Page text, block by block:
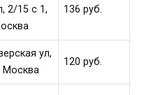
2/15 c 1,
136 руб.
ул,
Москва
120 руб.